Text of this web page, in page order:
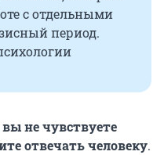
с отдельными
период.
вы не чувствуете
отвечать человеку.